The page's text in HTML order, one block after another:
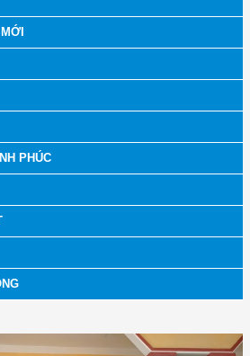
PHÚC